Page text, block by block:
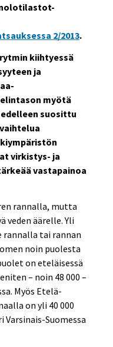
2/2013.
kiihtyessä
ja
myötä
suosittu
virkistys- ja
vastapainoa
rannalla, mutta
veden äärelle. Yli
rannalla tai rannan
noin puolesta
on eteläisessä
– noin 48 000 –
Myös Etelä-
on yli 40 000
Varsinais-Suomessa